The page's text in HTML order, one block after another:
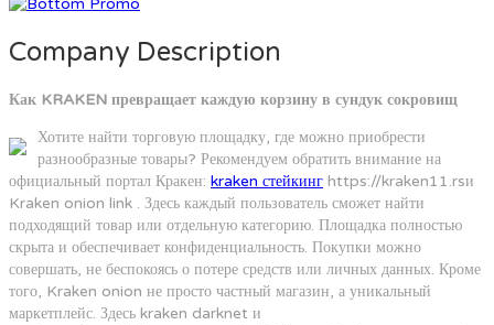
Company Description
Как KRAKEN превращает каждую корзину в сундук сокровищ
Хотите найти торговую площадку, где можно приобрести
разнообразные товары? Рекомендуем обратить внимание на
официальный портал Кракен: kraken стейкинг https://kraken11.rsи
Kraken onion link . Здесь каждый пользователь сможет найти
подходящий товар или отдельную категорию. Площадка полностью
скрыта и обеспечивает конфиденциальность. Покупки можно
совершать, не беспокоясь о потере средств или личных данных. Кроме
того, Kraken onion не просто частный магазин, а уникальный
маркетплейс. Здесь kraken darknet и